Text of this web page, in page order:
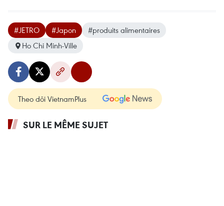
#JETRO #Japon
#produits alimentaires
Ho Chi Minh-Ville
Theo dõi VietnamPlus
SUR LE MÊME SUJET